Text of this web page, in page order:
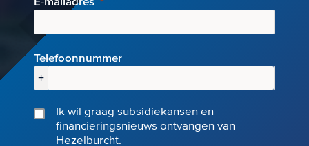
Telefoonnummer
+
Ik wil graag subsidiekansen en
financieringsnieuws ontvangen van
Hezelburcht.